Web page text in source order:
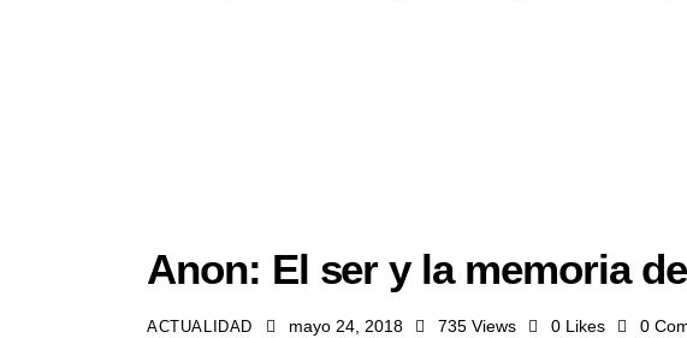
Anon: El ser y la memoria
ACTUALIDAD mayo 24, 2018 735 Views 0 Likes 0